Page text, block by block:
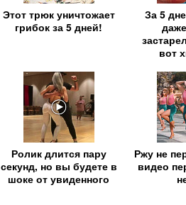
Этот трюк уничтожает
грибок за 5 дней!
За 5
вот
Ролик длится пару
секунд, но вы будете в
шоке от увиденного
Ржу не
видео